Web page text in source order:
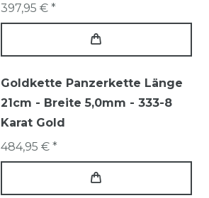
397,95 € *
Goldkette Panzerkette Länge
21cm - Breite 5,0mm - 333-8
Karat Gold
484,95 € *